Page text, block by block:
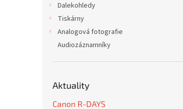
Dalekohledy
Tiskárny
Analogová fotografie
Audiozáznamníky
Aktuality
Canon R-DAYS